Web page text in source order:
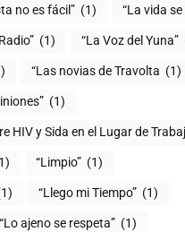
no es fácil” (1) “La vida se
(1) “La Voz del Yuna”
“Las novias de Travolta (1)
(1)
HIV y Sida en el Lugar de
“Limpio” (1)
“Llego mi Tiempo” (1)
“Lo ajeno se respeta” (1)